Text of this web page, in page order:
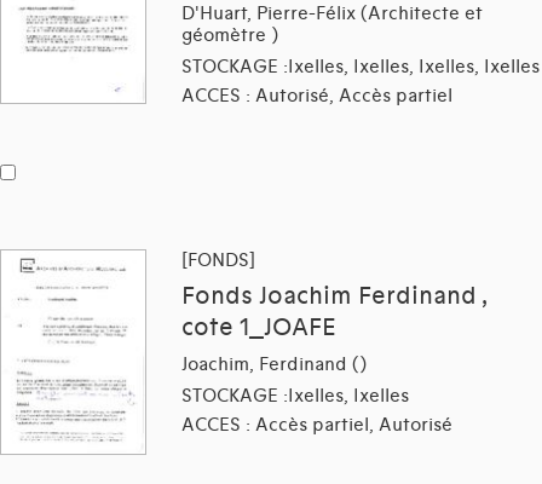
D'Huart, Pierre-Félix (Architecte et
géomètre )
STOCKAGE :Ixelles, Ixelles, Ixelles, Ixelles
ACCES : Autorisé, Accès partiel
[FONDS]
Fonds Joachim Ferdinand ,
cote 1_JOAFE
Joachim, Ferdinand ()
STOCKAGE :Ixelles, Ixelles
ACCES : Accès partiel, Autorisé